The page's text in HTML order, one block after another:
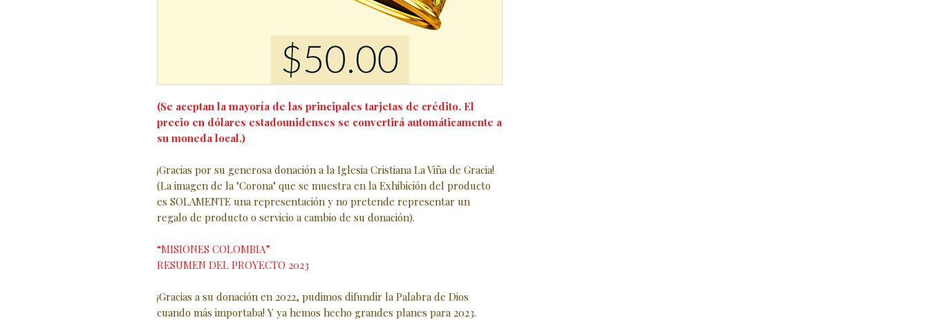
(Se aceptan la mayoría de las principales tarjetas de crédito. El
precio en dólares estadounidenses se convertirá automáticamente a
su moneda local.)
¡Gracias por su generosa donación a la Iglesia Cristiana La Viña de Gracia!
(La imagen de la "Corona" que se muestra en la Exhibición del producto
es SOLAMENTE una representación y no pretende representar un
regalo de producto o servicio a cambio de su donación).
“MISIONES COLOMBIA”
RESUMEN DEL PROYECTO 2023
¡Gracias a su donación en 2022, pudimos difundir la Palabra de Dios
cuando más importaba! ‍Y ya hemos hecho grandes planes para 2023.